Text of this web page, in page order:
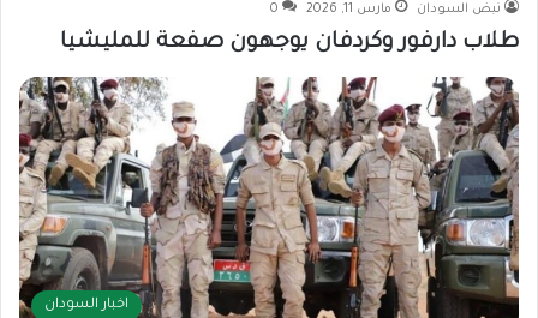
نبض السودان مارس 11, 2026 0
طلاب دارفور وكردفان يوجهون صفعة للمليشيا
اخبار السودان